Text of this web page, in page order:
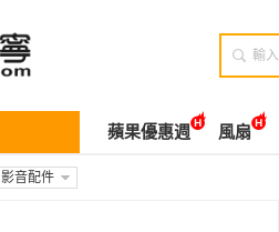

蘋果優惠週 風扇
影音配件